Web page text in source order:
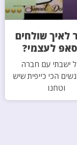
לאיך שולחים
לעצמי?
ישבתי עם חברה
הכי כייפית שיש
וטחנו